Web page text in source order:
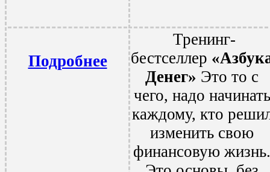
Подробнее
Тренинг-
бестселлер
Денег» Это то с
чего, надо начинать
каждому, кто
изменить свою
финансовую жизнь.